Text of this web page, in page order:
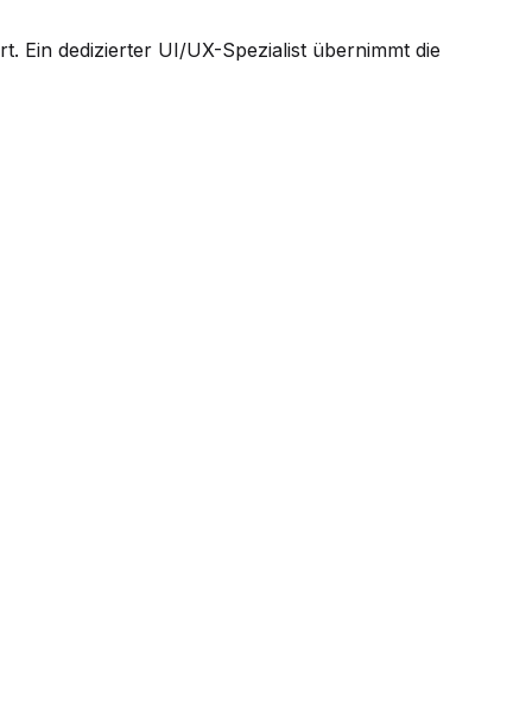
Ein dedizierter UI/UX-Spezialist übernimmt die